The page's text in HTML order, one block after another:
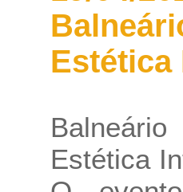
Estética
Estética